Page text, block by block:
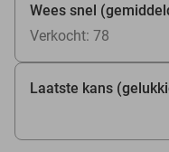
Wees snel
Verkocht: 78
Laatste kans